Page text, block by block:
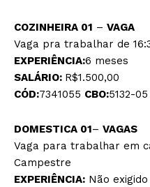
COZINHEIRA 01 – VAGA
Vaga pra trabalhar de
EXPERIÊNCIA:6 meses
SALÁRIO: R$1.500,00
CÓD:7341055 CBO:5132-05
DOMESTICA 01– VAGAS
Vaga para trabalhar em
Campestre
EXPERIÊNCIA: Não exigido